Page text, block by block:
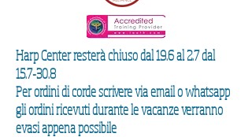
Harp Center resterà chiuso dal 19.6 al 2.7 dal
15.7-30.8
Per ordini di corde scrivere via email o whatsapp
gli ordini ricevuti durante le vacanze verranno
evasi appena possibile